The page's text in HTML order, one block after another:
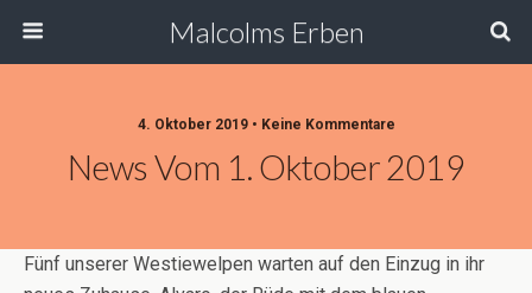
Malcolms Erben
4. Oktober 2019 • Keine Kommentare
News Vom 1. Oktober 2019
Fünf unserer Westiewelpen warten auf den Einzug in ihr